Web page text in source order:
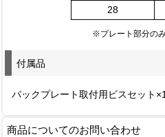
28
※プレート部分の
付属品
バックプレート取付用ビスセット×1
商品についてのお問い合わせ